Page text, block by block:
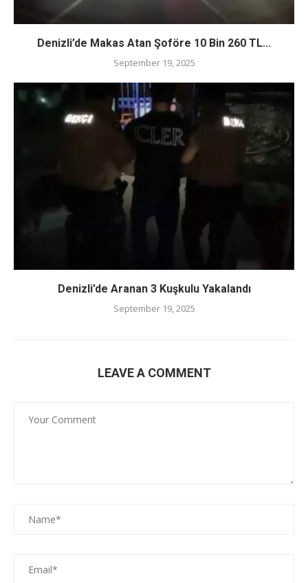
Denizli’de Makas Atan Şoföre 10 Bin 260 TL...
September 19, 2025
Denizli’de Aranan 3 Kuşkulu Yakalandı
September 19, 2025
LEAVE A COMMENT